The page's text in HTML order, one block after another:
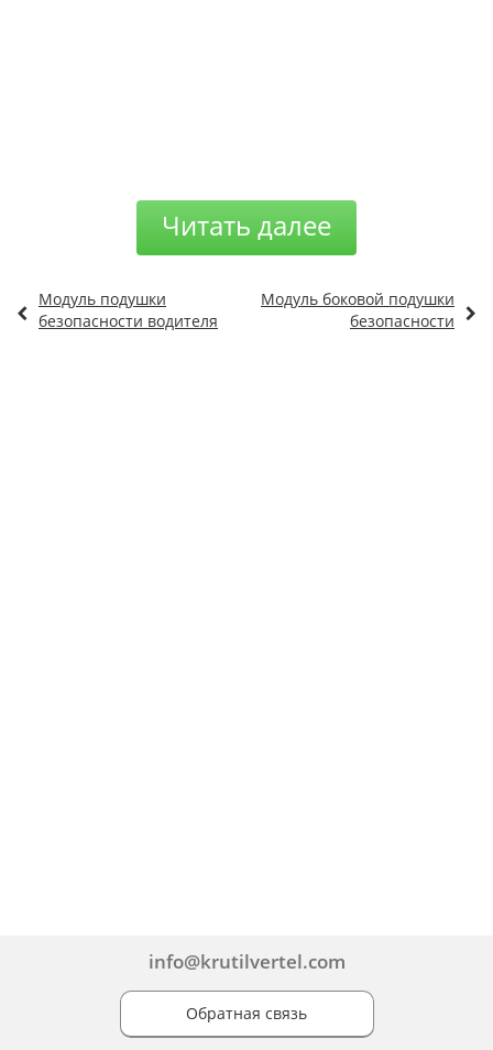
Читать далее
Модуль подушки
безопасности водителя
Модуль боковой подушки
безопасности
info@krutilvertel.com
Обратная связь